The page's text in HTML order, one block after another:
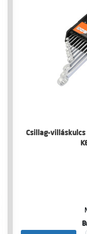
Csillag-